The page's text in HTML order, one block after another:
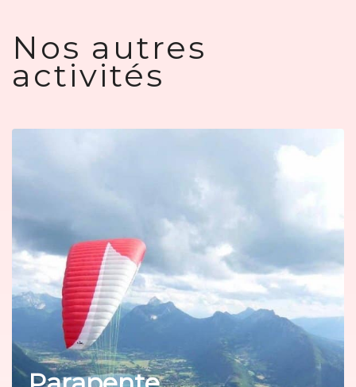
Nos autres
activités